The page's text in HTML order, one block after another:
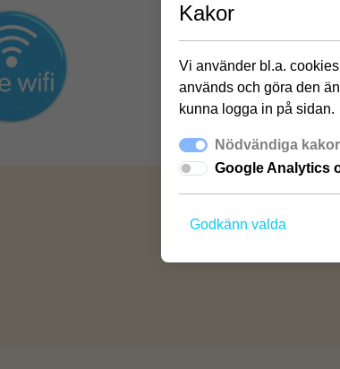
Kakor
Vi använder bl.a.
används och göra den
kunna logga in på sidan.
Nödvändiga
Google Analytics
Godkänn valda